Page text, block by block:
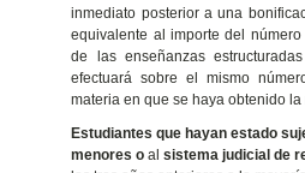
inmediato posterior a una
equivalente al importe del
de las enseñanzas
efectuará sobre el mismo
materia en que se haya obtenido
Estudiantes que hayan estado
menores o alsistema judicial de